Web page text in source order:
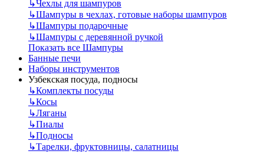
↳Чехлы для шампуров
↳Шампуры в чехлах, готовые наборы шампуров
↳Шампуры подарочные
↳Шампуры с деревянной ручкой
Показать все Шампуры
Банные печи
Наборы инструментов
Узбекская посуда, подносы
↳Комплекты посуды
↳Косы
↳Ляганы
↳Пиалы
↳Подносы
↳Тарелки, фруктовницы, салатницы